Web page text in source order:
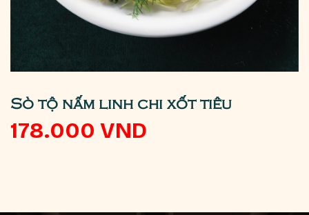
Sò tộ nấm linh chi xốt tiêu
178.000 VND